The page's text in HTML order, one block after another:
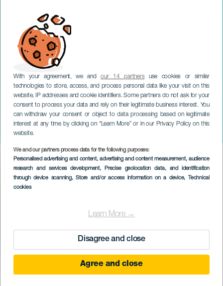
With your agreement, we andour 14 partnersuse cookies or similar
technologies to store, access, and process personal data like your visit on this
website, IP addresses and cookie identifiers. Some partners do not ask for your
consent to process your data and rely on their legitimate business interest. You
can withdraw your consent or object to data processing based on legitimate
interest at any time by clicking on “Learn More” or in our Privacy Policy on this
website.
We and our partners process data for the following purposes:
Personalised advertising and content, advertising and content measurement, audience
research and services development, Precise geolocation data, and identification
through device scanning, Store and/or access information on a device, Technical
cookies
Learn More →
Disagree and close
Agree and close
Los Claveles
GRAN CANARIA
Imagen
Listado